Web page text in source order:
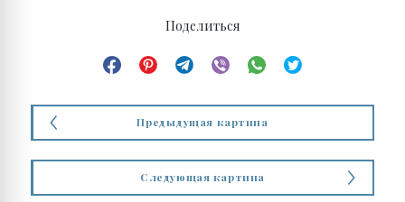
Поделиться
Предыдущая картина
Следующая картина